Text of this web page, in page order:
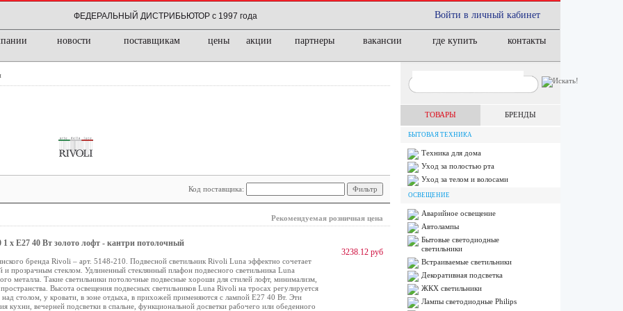
Войти в личный кабинет
ФЕДЕРАЛЬНЫЙ ДИСТРИБЬЮТОР с 1997 года
новости поставщикам цены акции партнеры вакансии где купить контакты
Код поставщика:
Рекомендуемая розничная цена
х Е27 40 Вт золото лофт - кантри потолочный
бренда Rivoli – арт. 5148-210. Подвесной светильник Rivoli Luna эффектно сочетает
прозрачным стеклом. Удлиненный стеклянный плафон подвесного светильника Luna
металла. Такие светильники потолочные подвесные хороши для стилей лофт, минимализм,
Высота освещения подвесных светильников Luna Rivoli на тросах регулируется
столом, у кровати, в зоне отдыха, в прихожей применяются с лампой Е27 40 Вт. Эти
кухни, вечерней подсветки в спальне, функциональной досветки рабочего или обеденного
3238.12 руб
ТОВАРЫ БРЕНДЫ
БЫТОВАЯ ТЕХНИКА
Техника для дома
Уход за полостью рта
Уход за телом и волосами
ОСВЕЩЕНИЕ
Аварийное освещение
Автолампы
Бытовые светодиодные
светильники
Встраиваемые светильники
Декоративная подсветка
ЖКХ светильники
Лампы cветодиодные Philips